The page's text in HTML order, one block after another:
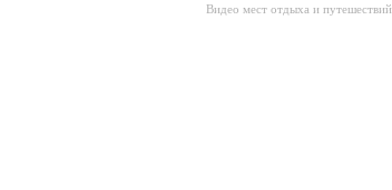
Видео мест отдыха и путешествий